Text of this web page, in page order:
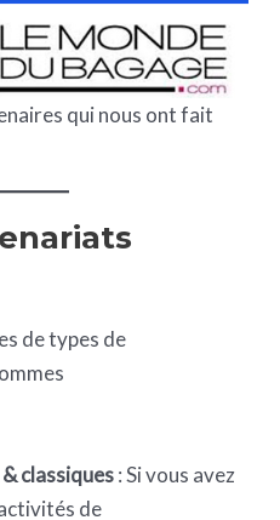
qui nous ont fait
de types de
classiques: Si vous avez
de